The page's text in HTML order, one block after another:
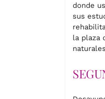
donde
sus
la plaza